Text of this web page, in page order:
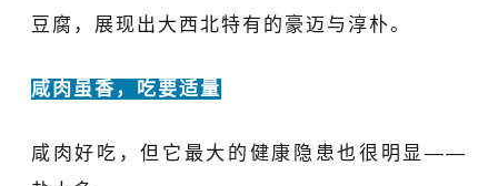
豆腐，展现出大西北特有的豪迈与淳朴。
咸肉虽香，吃要适量
咸肉好吃，但它最大的健康隐患也很明显——